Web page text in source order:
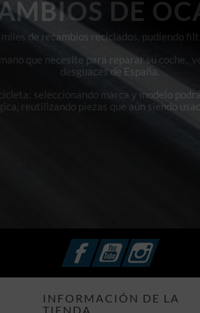
DE
de recambios reciclados, pudiendo
que necesite para reparar su
desguaces de España.
seleccionando marca y modelo
reutilizando piezas que aún siendo
FacebookYouTubeInstagram
INFORMACIÓN DE LA
TIENDA